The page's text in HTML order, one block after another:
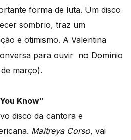
forma de luta. Um disco
sombrio, traz um
e otimismo. A Valentina
para ouvir no Domínio
março).
Know”
disco da cantora e
Maitreya Corso, vai